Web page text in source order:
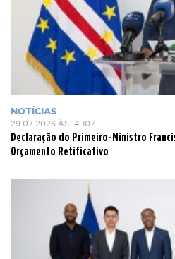
NOTÍCIAS
29.07.2026 ÀS 14H07
Declaração do Primeiro-Ministro
Orçamento Retificativo